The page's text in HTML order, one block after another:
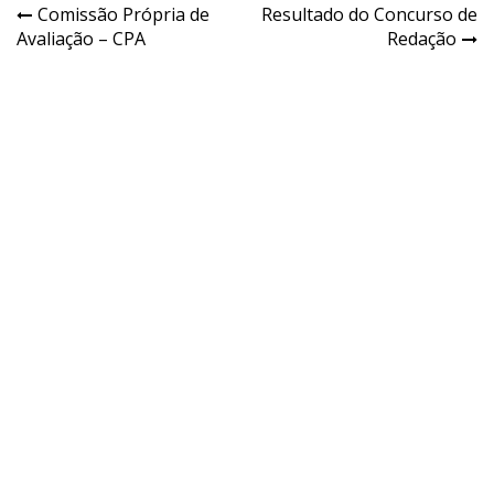
Comissão Própria de
Avaliação – CPA
Resultado do Concurso de
Redação